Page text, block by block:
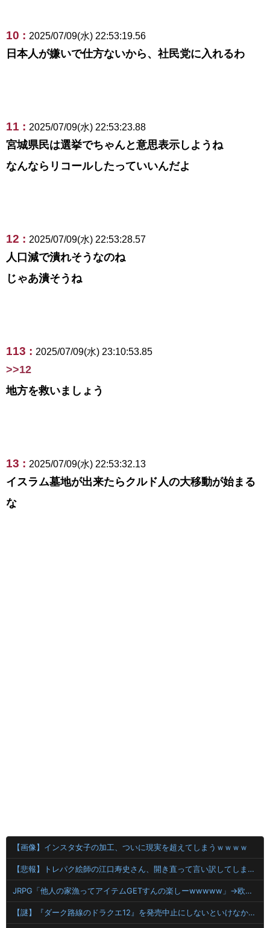
10 : 2025/07/09(水) 22:53:19.56
日本人が嫌いで仕方ないから、社民党に入れるわ
11 : 2025/07/09(水) 22:53:23.88
宮城県民は選挙でちゃんと意思表示しようね
なんならリコールしたっていいんだよ
12 : 2025/07/09(水) 22:53:28.57
人口減で潰れそうなのね
じゃあ潰そうね
113 : 2025/07/09(水) 23:10:53.85
>>12
地方を救いましょう
13 : 2025/07/09(水) 22:53:32.13
イスラム墓地が出来たらクルド人の大移動が始まる
な
【画像】インスタ女子の加工、ついに現実を超えてしまうｗｗｗｗ
【悲報】トレパク絵師の江口寿史さん、開き直って言い訳してしまう。全く反省してないと話題に
JRPG「他人の家漁ってアイテムGETすんの楽しーwwwww」→欧米で馬鹿にされてしまう
【謎】『ダーク路線のドラクエ12』を発売中止にしないといけなかった理由ってガチでなに？とりあえすだせばいいやん